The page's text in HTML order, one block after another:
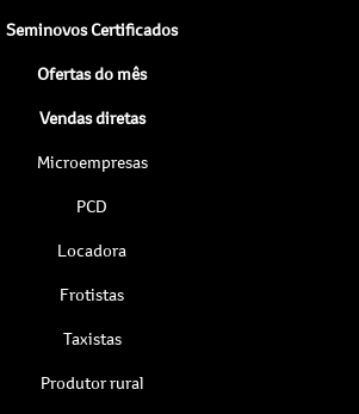
Seminovos Certificados
Ofertas do mês
Vendas diretas
Microempresas
PCD
Locadora
Frotistas
Taxistas
Produtor rural